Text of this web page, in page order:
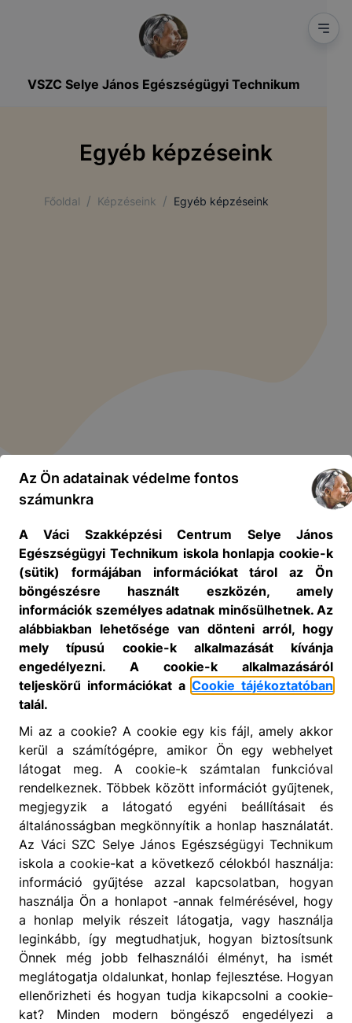
VSZC Selye János Egészségügyi Technikum
Egyéb képzéseink
Főoldal / Képzéseink / Egyéb képzéseink
Az Ön adatainak védelme fontos
számunkra
A Váci Szakképzési Centrum Selye János
Egészségügyi Technikum iskola honlapja cookie-k
(sütik) formájában információkat tárol az Ön
böngészésre használt eszközén, amely
információk személyes adatnak minősülhetnek. Az
alábbiakban lehetősége van dönteni arról, hogy
mely típusú cookie-k alkalmazását kívánja
engedélyezni. A cookie-k alkalmazásáról
teljeskörű információkat a Cookie tájékoztatóban
talál.
Mi az a cookie? A cookie egy kis fájl, amely akkor
kerül a számítógépre, amikor Ön egy webhelyet
látogat meg. A cookie-k számtalan funkcióval
rendelkeznek. Többek között információt gyűjtenek,
megjegyzik a látogató egyéni beállításait és
általánosságban megkönnyítik a honlap használatát.
Az Váci SZC Selye János Egészségügyi Technikum
iskola a cookie-kat a következő célokból használja:
információ gyűjtése azzal kapcsolatban, hogyan
használja Ön a honlapot -annak felmérésével, hogy
a honlap melyik részeit látogatja, vagy használja
leginkább, így megtudhatjuk, hogyan biztosítsunk
Önnek még jobb felhasználói élményt, ha ismét
meglátogatja oldalunkat, honlap fejlesztése. Hogyan
ellenőrizheti és hogyan tudja kikapcsolni a cookie-
kat? Minden modern böngésző engedélyezi a